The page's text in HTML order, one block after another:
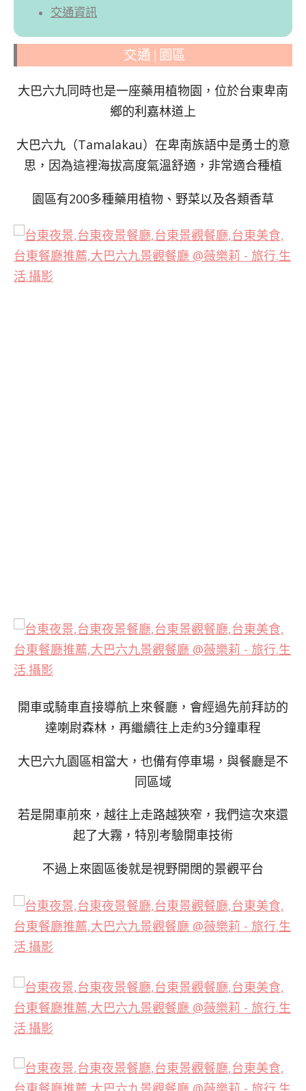
交通資訊
交通 | 園區
大巴六九同時也是一座藥用植物園，位於台東卑南
鄉的利嘉林道上
大巴六九（Tamalakau）在卑南族語中是勇士的意
思，因為這裡海拔高度氣溫舒適，非常適合種植
園區有200多種藥用植物、野菜以及各類香草
開車或騎車直接導航上來餐廳，會經過先前拜訪的
達喇尉森林，再繼續往上走約3分鐘車程
大巴六九園區相當大，也備有停車場，與餐廳是不
同區域
若是開車前來，越往上走路越狹窄，我們這次來還
起了大霧，特別考驗開車技術
不過上來園區後就是視野開闊的景觀平台